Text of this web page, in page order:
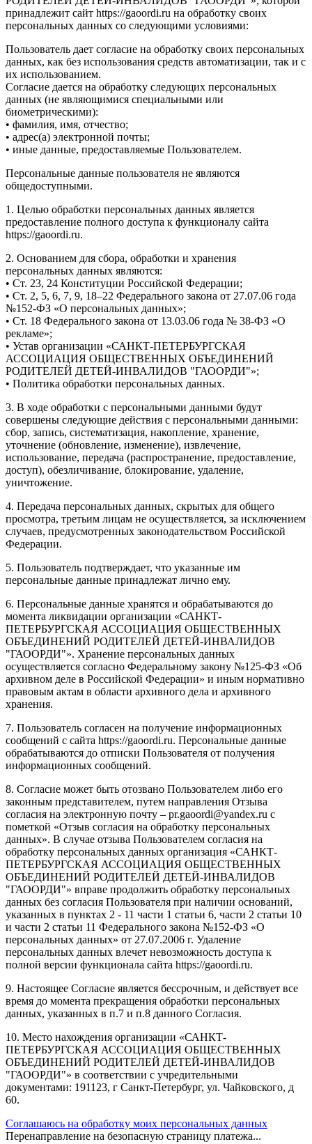
принадлежит сайт https://gaoordi.ru на обработку своих
персональных данных со следующими условиями:
Пользователь дает согласие на обработку своих персональных
данных, как без использования средств автоматизации, так и с
их использованием.
Согласие дается на обработку следующих персональных
данных (не являющимися специальными или
биометрическими):
• фамилия, имя, отчество;
• адрес(а) электронной почты;
• иные данные, предоставляемые Пользователем.
Персональные данные пользователя не являются
общедоступными.
1. Целью обработки персональных данных является
предоставление полного доступа к функционалу сайта
https://gaoordi.ru.
2. Основанием для сбора, обработки и хранения
персональных данных являются:
• Ст. 23, 24 Конституции Российской Федерации;
• Ст. 2, 5, 6, 7, 9, 18–22 Федерального закона от 27.07.06 года
№152-ФЗ «О персональных данных»;
• Ст. 18 Федерального закона от 13.03.06 года № 38-ФЗ «О
рекламе»;
• Устав организации «САНКТ-ПЕТЕРБУРГСКАЯ
АССОЦИАЦИЯ ОБЩЕСТВЕННЫХ ОБЪЕДИНЕНИЙ
РОДИТЕЛЕЙ ДЕТЕЙ-ИНВАЛИДОВ "ГАООРДИ"»;
• Политика обработки персональных данных.
3. В ходе обработки с персональными данными будут
совершены следующие действия с персональными данными:
сбор, запись, систематизация, накопление, хранение,
уточнение (обновление, изменение), извлечение,
использование, передача (распространение, предоставление,
доступ), обезличивание, блокирование, удаление,
уничтожение.
4. Передача персональных данных, скрытых для общего
просмотра, третьим лицам не осуществляется, за исключением
случаев, предусмотренных законодательством Российской
Федерации.
5. Пользователь подтверждает, что указанные им
персональные данные принадлежат лично ему.
6. Персональные данные хранятся и обрабатываются до
момента ликвидации организации «САНКТ-
ПЕТЕРБУРГСКАЯ АССОЦИАЦИЯ ОБЩЕСТВЕННЫХ
ОБЪЕДИНЕНИЙ РОДИТЕЛЕЙ ДЕТЕЙ-ИНВАЛИДОВ
"ГАООРДИ"». Хранение персональных данных
осуществляется согласно Федеральному закону №125-ФЗ «Об
архивном деле в Российской Федерации» и иным нормативно
правовым актам в области архивного дела и архивного
хранения.
7. Пользователь согласен на получение информационных
сообщений с сайта https://gaoordi.ru. Персональные данные
обрабатываются до отписки Пользователя от получения
информационных сообщений.
8. Согласие может быть отозвано Пользователем либо его
законным представителем, путем направления Отзыва
согласия на электронную почту – pr.gaoordi@yandex.ru с
пометкой «Отзыв согласия на обработку персональных
данных». В случае отзыва Пользователем согласия на
обработку персональных данных организация «САНКТ-
ПЕТЕРБУРГСКАЯ АССОЦИАЦИЯ ОБЩЕСТВЕННЫХ
ОБЪЕДИНЕНИЙ РОДИТЕЛЕЙ ДЕТЕЙ-ИНВАЛИДОВ
"ГАООРДИ"» вправе продолжить обработку персональных
данных без согласия Пользователя при наличии оснований,
указанных в пунктах 2 - 11 части 1 статьи 6, части 2 статьи 10
и части 2 статьи 11 Федерального закона №152-ФЗ «О
персональных данных» от 27.07.2006 г. Удаление
персональных данных влечет невозможность доступа к
полной версии функционала сайта https://gaoordi.ru.
9. Настоящее Согласие является бессрочным, и действует все
время до момента прекращения обработки персональных
данных, указанных в п.7 и п.8 данного Согласия.
10. Место нахождения организации «САНКТ-
ПЕТЕРБУРГСКАЯ АССОЦИАЦИЯ ОБЩЕСТВЕННЫХ
ОБЪЕДИНЕНИЙ РОДИТЕЛЕЙ ДЕТЕЙ-ИНВАЛИДОВ
"ГАООРДИ"» в соответствии с учредительными
документами: 191123, г Санкт-Петербург, ул. Чайковского, д
60.
Соглашаюсь на обработку моих персональных данных
Перенаправление на безопасную страницу платежа...